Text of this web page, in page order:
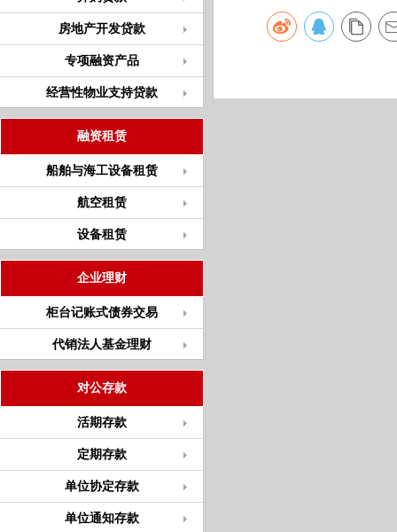
房地产开发贷款
专项融资产品
经营性物业支持贷款
融资租赁
船舶与海工设备租赁
航空租赁
设备租赁
企业理财
柜台记账式债券交易
代销法人基金理财
对公存款
活期存款
定期存款
单位协定存款
单位通知存款